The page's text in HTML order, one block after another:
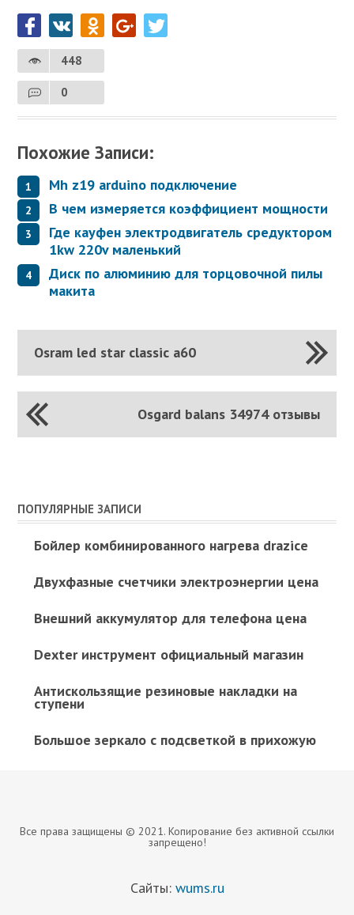
448
0
Похожие Записи:
Mh z19 arduino подключение
В чем измеряется коэффициент мощности
Где кауфен электродвигатель средуктором
1kw 220v маленький
Диск по алюминию для торцовочной пилы
макита
Osram led star classic a60
Osgard balans 34974 отзывы
ПОПУЛЯРНЫЕ ЗАПИСИ
Бойлер комбинированного нагрева drazice
Двухфазные счетчики электроэнергии цена
Внешний аккумулятор для телефона цена
Dexter инструмент официальный магазин
Антискользящие резиновые накладки на
ступени
Большое зеркало с подсветкой в прихожую
Все права защищены © 2021. Копирование без активной ссылки
запрещено!
Сайты: wums.ru